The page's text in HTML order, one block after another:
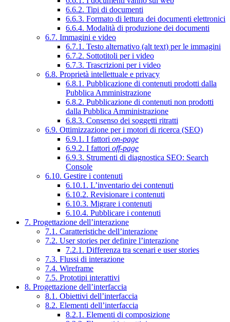
6.6.2. Tipi di documenti
6.6.3. Formato di lettura dei documenti elettronici
6.6.4. Modalità di produzione dei documenti
6.7. Immagini e video
6.7.1. Testo alternativo (alt text) per le immagini
6.7.2. Sottotitoli per i video
6.7.3. Trascrizioni per i video
6.8. Proprietà intellettuale e privacy
6.8.1. Pubblicazione di contenuti prodotti dalla
Pubblica Amministrazione
6.8.2. Pubblicazione di contenuti non prodotti
dalla Pubblica Amministrazione
6.8.3. Consenso dei soggetti ritratti
6.9. Ottimizzazione per i motori di ricerca (SEO)
6.9.1. I fattori on-page
6.9.2. I fattori off-page
6.9.3. Strumenti di diagnostica SEO: Search
Console
6.10. Gestire i contenuti
6.10.1. L’inventario dei contenuti
6.10.2. Revisionare i contenuti
6.10.3. Migrare i contenuti
6.10.4. Pubblicare i contenuti
7. Progettazione dell’interazione
7.1. Caratteristiche dell’interazione
7.2. User stories per definire l’interazione
7.2.1. Differenza tra scenari e user stories
7.3. Flussi di interazione
7.4. Wireframe
7.5. Prototipi interattivi
8. Progettazione dell’interfaccia
8.1. Obiettivi dell’interfaccia
8.2. Elementi dell’interfaccia
8.2.1. Elementi di composizione